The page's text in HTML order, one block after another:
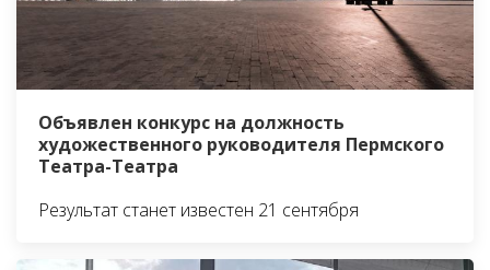
Объявлен конкурс на должность
художественного руководителя Пермского
Театра-Театра
Результат станет известен 21 сентября